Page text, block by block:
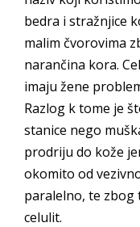
bedra i stražnjice
malim čvorovima
narančina kora.
imaju žene
Razlog k tome je
stanice nego
prodriju do kože
okomito od
paralelno, te zbog
celulit.